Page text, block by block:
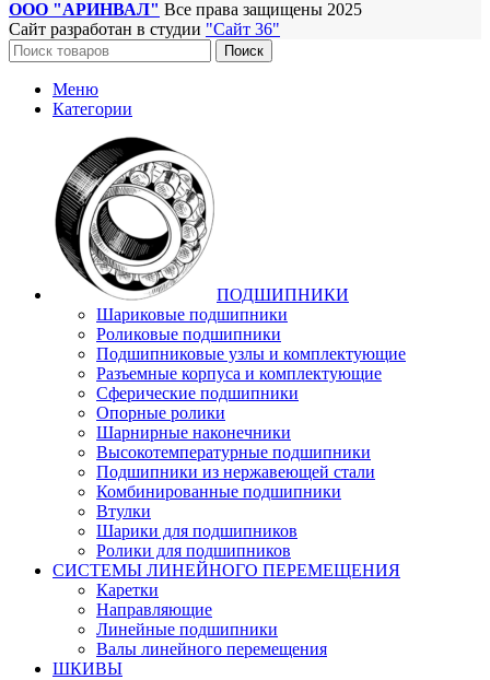
ООО "АРИНВАЛ" Все права защищены 2025
Сайт разработан в студии "Сайт 36"
Поиск
Меню
Категории
ПОДШИПНИКИ
Шариковые подшипники
Роликовые подшипники
Подшипниковые узлы и комплектующие
Разъемные корпуса и комплектующие
Сферические подшипники
Опорные ролики
Шарнирные наконечники
Высокотемпературные подшипники
Подшипники из нержавеющей стали
Комбинированные подшипники
Втулки
Шарики для подшипников
Ролики для подшипников
СИСТЕМЫ ЛИНЕЙНОГО ПЕРЕМЕЩЕНИЯ
Каретки
Направляющие
Линейные подшипники
Валы линейного перемещения
ШКИВЫ